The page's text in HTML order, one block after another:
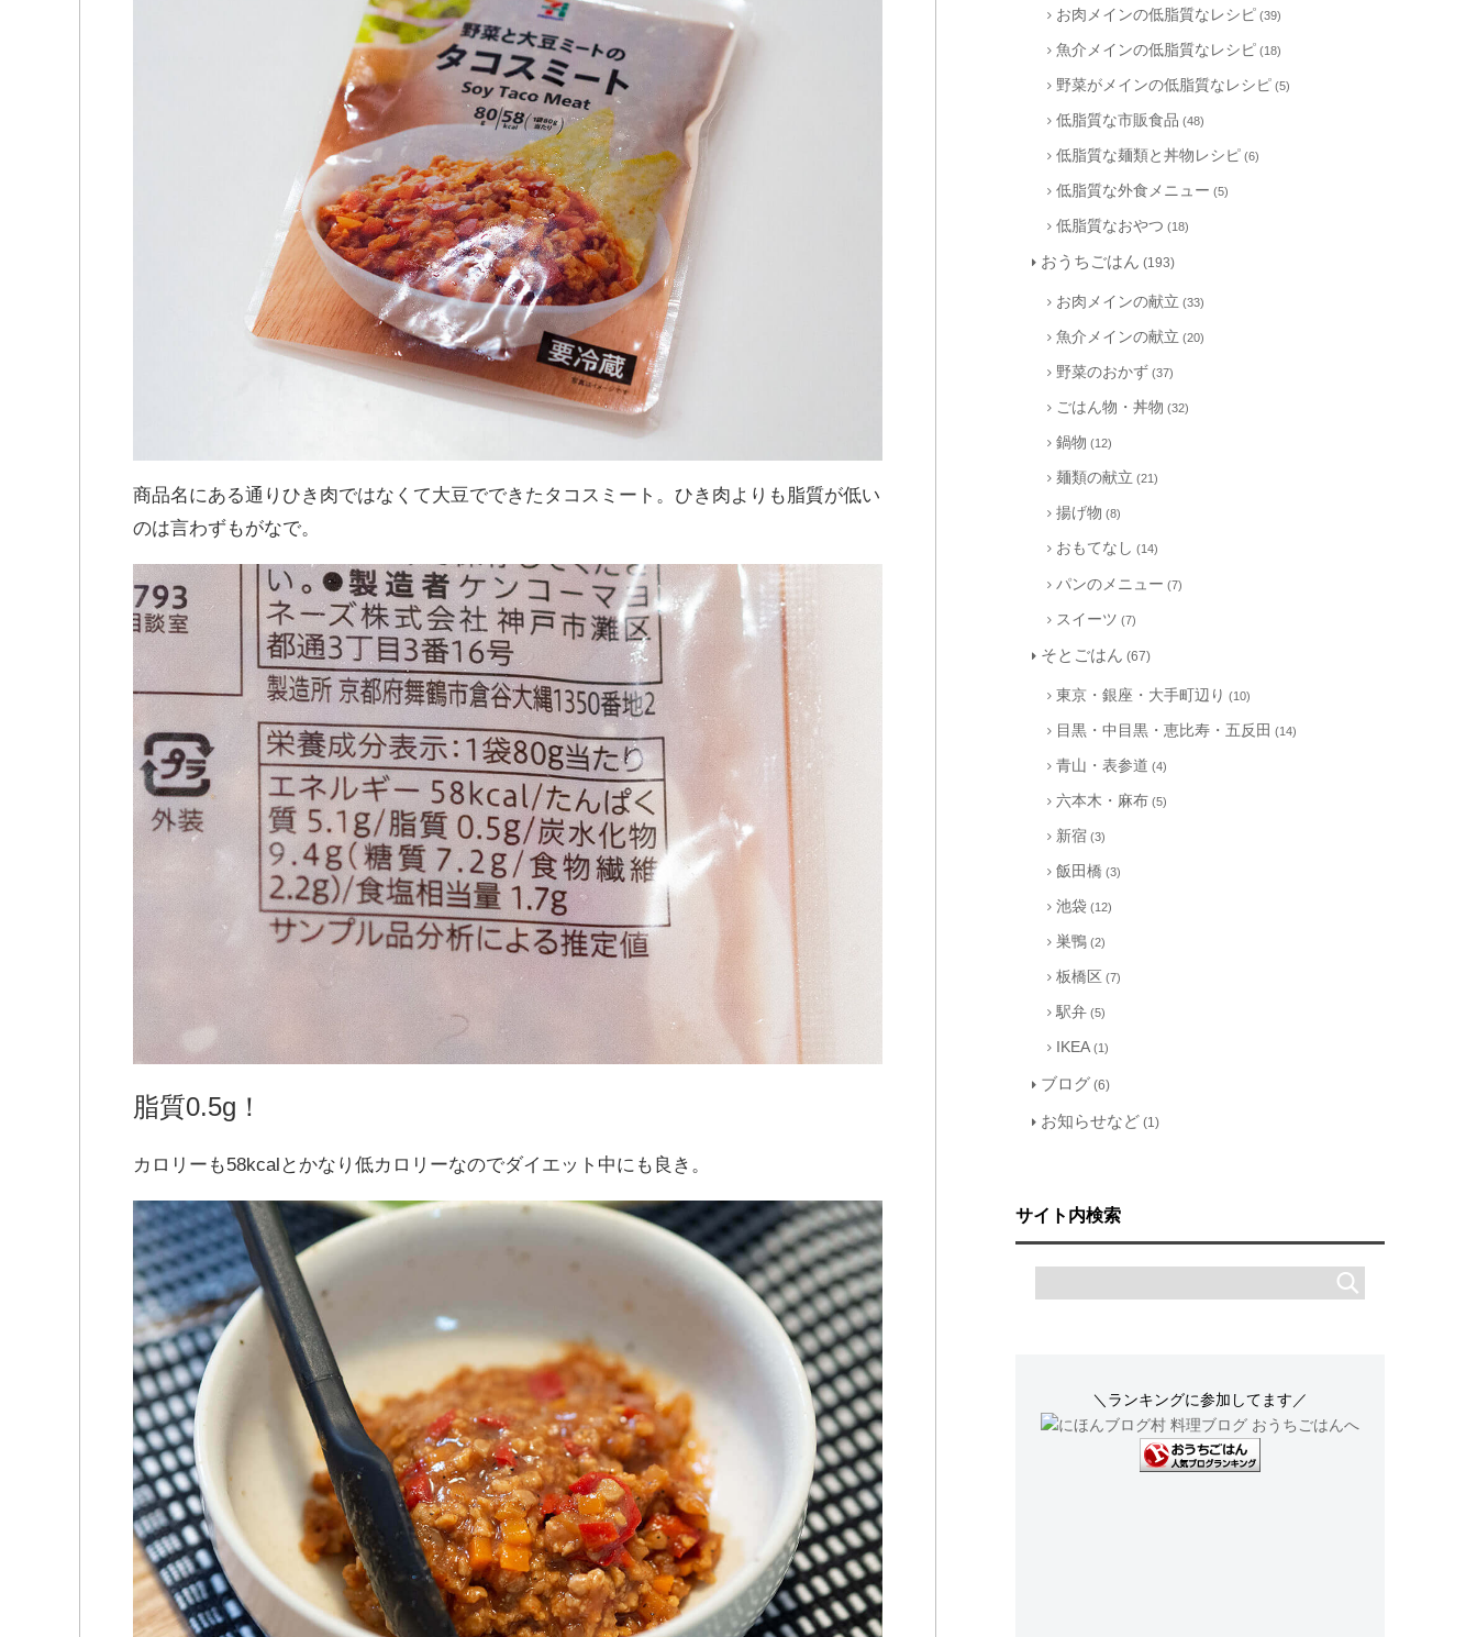
商品名にある通りひき肉ではなくて大豆でできたタコスミート。ひき肉よりも脂質が低い
のは言わずもがなで。
脂質0.5g！
カロリーも58kcalとかなり低カロリーなのでダイエット中にも良き。
お肉メインの低脂質なレシピ (39)
魚介メインの低脂質なレシピ (18)
野菜がメインの低脂質なレシピ (5)
低脂質な市販食品 (48)
低脂質な麺類と丼物レシピ (6)
低脂質な外食メニュー (5)
低脂質なおやつ (18)
おうちごはん (193)
お肉メインの献立 (33)
魚介メインの献立 (20)
野菜のおかず (37)
ごはん物・丼物 (32)
鍋物 (12)
麺類の献立 (21)
揚げ物 (8)
おもてなし (14)
パンのメニュー (7)
スイーツ (7)
そとごはん (67)
東京・銀座・大手町辺り (10)
目黒・中目黒・恵比寿・五反田 (14)
青山・表参道 (4)
六本木・麻布 (5)
新宿 (3)
飯田橋 (3)
池袋 (12)
巣鴨 (2)
板橋区 (7)
駅弁 (5)
IKEA (1)
ブログ (6)
お知らせなど (1)
サイト内検索
＼ランキングに参加してます／